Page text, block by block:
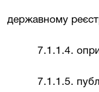
державному
7.1.1.4.
7.1.1.5.